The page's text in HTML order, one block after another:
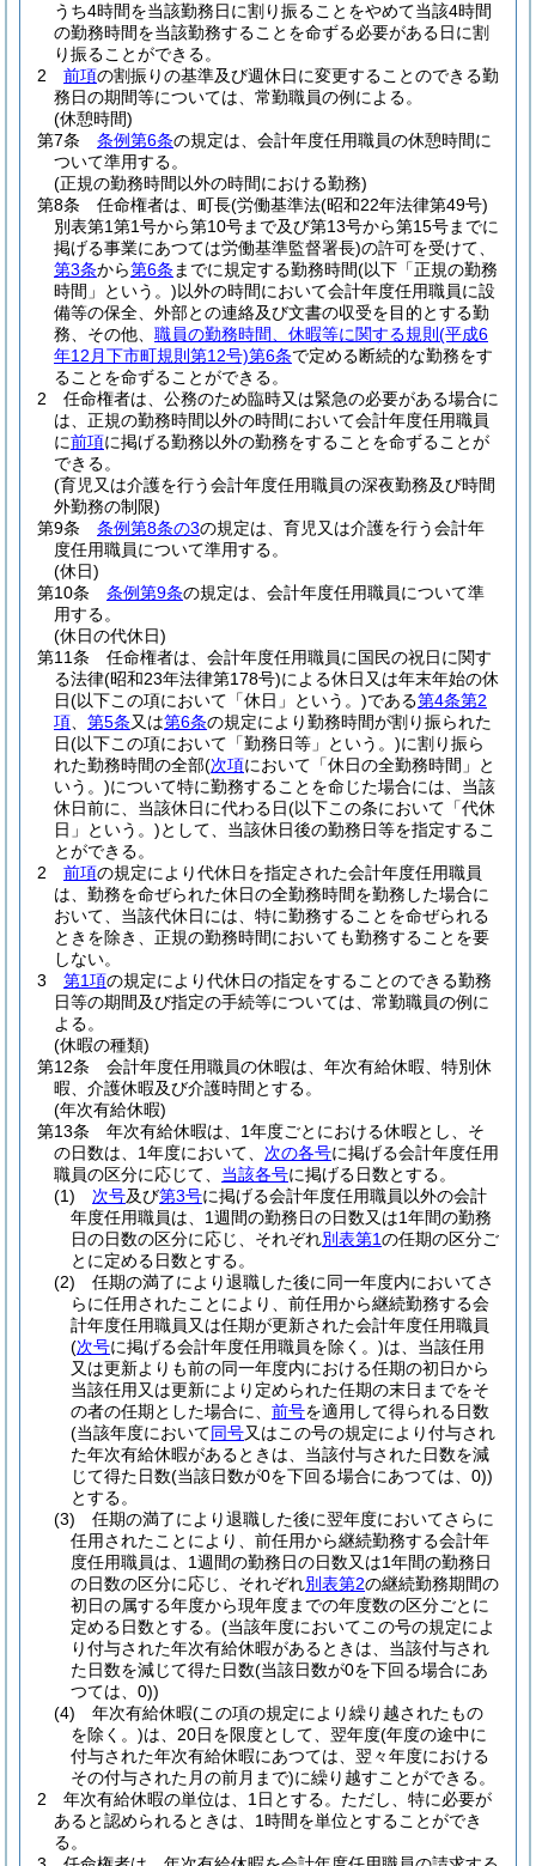
うち4時間を当該勤務日に割り振ることをやめて当該4時間
の勤務時間を当該勤務することを命ずる必要がある日に割
り振ることができる。
2
前項の割振りの基準及び週休日に変更することのできる勤
務日の期間等については、常勤職員の例による。
(休憩時間)
第7条
条例第6条の規定は、会計年度任用職員の休憩時間に
ついて準用する。
(正規の勤務時間以外の時間における勤務)
第8条
任命権者は、町長(労働基準法(昭和22年法律第49号)
別表第1第1号から第10号まで及び第13号から第15号までに
掲げる事業にあつては労働基準監督署長)の許可を受けて、
第3条から第6条 までに規定する勤務時間(以下「正規の勤務
時間」という。)以外の時間において会計年度任用職員に設
備等の保全、外部との連絡及び文書の収受を目的とする勤
務、その他、 職員の勤務時間、休暇等に関する規則 (平成6
年12月下市町規則第12号)第6条で定める断続的な勤務をす
ることを命ずることができる。
2
任命権者は、公務のため臨時又は緊急の必要がある場合に
は、正規の勤務時間以外の時間において会計年度任用職員
に前項に掲げる勤務以外の勤務をすることを命ずることが
できる。
(育児又は介護を行う会計年度任用職員の深夜勤務及び時間
外勤務の制限)
第9条
条例第8条の3の規定は、育児又は介護を行う会計年
度任用職員について準用する。
(休日)
第10条
条例第9条の規定は、会計年度任用職員について準
用する。
(休日の代休日)
第11条
任命権者は、会計年度任用職員に国民の祝日に関す
る法律(昭和23年法律第178号)による休日又は年末年始の休
日(以下この項において「休日」という。)である第4条第2
項
第5条又は第6条の規定により勤務時間が割り振られた
日(以下この項において「勤務日等」という。)に割り振ら
れた勤務時間の全部(次項において「休日の全勤務時間」と
いう。)について特に勤務することを命じた場合には、当該
休日前に、当該休日に代わる日(以下この条において「代休
日」という。)として、当該休日後の勤務日等を指定するこ
とができる。
2
前項の規定により代休日を指定された会計年度任用職員
は、勤務を命ぜられた休日の全勤務時間を勤務した場合に
おいて、当該代休日には、特に勤務することを命ぜられる
ときを除き、正規の勤務時間においても勤務することを要
しない。
3
第1項の規定により代休日の指定をすることのできる勤務
日等の期間及び指定の手続等については、常勤職員の例に
よる。
(休暇の種類)
第12条
会計年度任用職員の休暇は、年次有給休暇、特別休
暇、介護休暇及び介護時間とする。
(年次有給休暇)
第13条
年次有給休暇は、1年度ごとにおける休暇とし、そ
の日数は、1年度において、 次の各号に掲げる会計年度任用
職員の区分に応じて、 当該各号に掲げる日数とする。
(1)
次号及び第3号に掲げる会計年度任用職員以外の会計
年度任用職員は、1週間の勤務日の日数又は1年間の勤務
日の日数の区分に応じ、それぞれ別表第1の任期の区分ご
とに定める日数とする。
(2)
任期の満了により退職した後に同一年度内においてさ
らに任用されたことにより、前任用から継続勤務する会
計年度任用職員又は任期が更新された会計年度任用職員
(次号に掲げる会計年度任用職員を除く。)は、当該任用
又は更新よりも前の同一年度内における任期の初日から
当該任用又は更新により定められた任期の末日までをそ
の者の任期とした場合に、 前号を適用して得られる日数
(当該年度において同号又はこの号の規定により付与され
た年次有給休暇があるときは、当該付与された日数を減
じて得た日数(当該日数が0を下回る場合にあつては、0))
とする。
(3)
任期の満了により退職した後に翌年度においてさらに
任用されたことにより、前任用から継続勤務する会計年
度任用職員は、1週間の勤務日の日数又は1年間の勤務日
の日数の区分に応じ、それぞれ別表第2の継続勤務期間の
初日の属する年度から現年度までの年度数の区分ごとに
定める日数とする。 (当該年度においてこの号の規定によ
り付与された年次有給休暇があるときは、当該付与され
た日数を減じて得た日数(当該日数が0を下回る場合にあ
つては、0))
(4)
年次有給休暇(この項の規定により繰り越されたもの
を除く。)は、20日を限度として、翌年度(年度の途中に
付与された年次有給休暇にあつては、翌々年度における
その付与された月の前月まで)に繰り越すことができる。
2
年次有給休暇の単位は、1日とする。 ただし、特に必要が
あると認められるときは、1時間を単位とすることができ
る。